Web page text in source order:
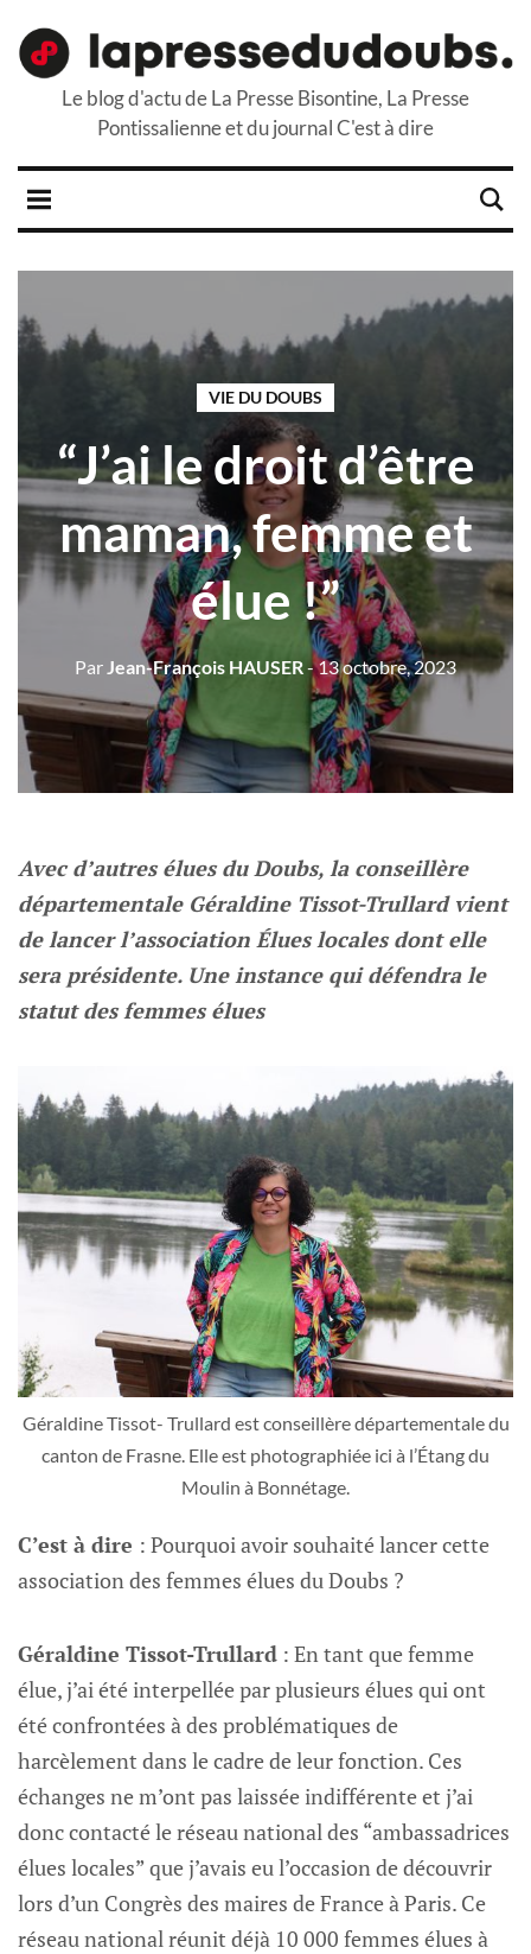
Le blog d'actu de La Presse Bisontine, La Presse
Pontissalienne et du journal C'est à dire
VIE DU DOUBS
“J’ai le droit d’être
maman, femme et
élue !”
ParJean-François HAUSER- 13 octobre, 2023
Avec d’autres élues du Doubs, la conseillère
départementale Géraldine Tissot-Trullard vient
de lancer l’association Élues locales dont elle
sera présidente. Une instance qui défendra le
statut des femmes élues
Géraldine Tissot- Trullard est conseillère départementale du
canton de Frasne. Elle est photographiée ici à l’Étang du
Moulin à Bonnétage.
C’est à dire : Pourquoi avoir souhaité lancer cette
association des femmes élues du Doubs ?
Géraldine Tissot-Trullard : En tant que femme
élue, j’ai été interpellée par plusieurs élues qui ont
été confrontées à des problématiques de
harcèlement dans le cadre de leur fonction. Ces
échanges ne m’ont pas laissée indifférente et j’ai
donc contacté le réseau national des “ambassadrices
élues locales” que j’avais eu l’occasion de découvrir
lors d’un Congrès des maires de France à Paris. Ce
réseau national réunit déjà 10 000 femmes élues à